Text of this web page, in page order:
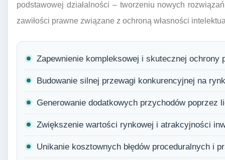
podstawowej działalności – tworzeniu nowych
zawiłości prawne związane z ochroną własności
Zapewnienie kompleksowej i skutecznej ochrony
Budowanie silnej przewagi konkurencyjnej na
Generowanie dodatkowych przychodów poprzez
Zwiększenie wartości rynkowej i atrakcyjności
Unikanie kosztownych błędów proceduralnych i